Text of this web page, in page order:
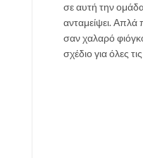
σε αυτή την
ανταμείψει. Απλά
σαν χαλαρό
σχέδιο για όλες